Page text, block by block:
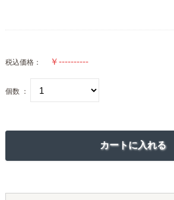
税込価格：
個数 ：